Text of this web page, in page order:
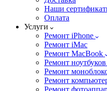
Наши
Оплата
Услуги
Ремонт iPhone
Ремонт iMac
Ремонт MacBook
Ремонт ноутбуков
Ремонт
Ремонт
Ремонт